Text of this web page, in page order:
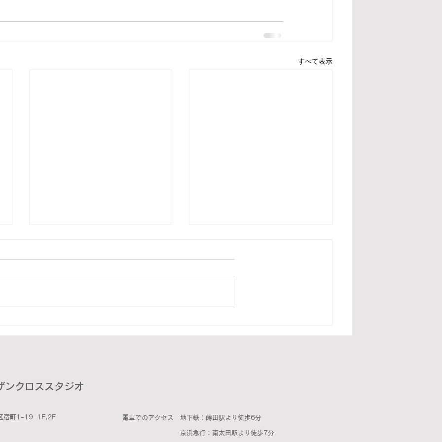
すべて表示
ンクロススタジオ
宿町1-19 1F,2F 電車でのアクセス 地下鉄：蒔田駅より徒歩6分
京浜急行：南太田駅より徒歩7分